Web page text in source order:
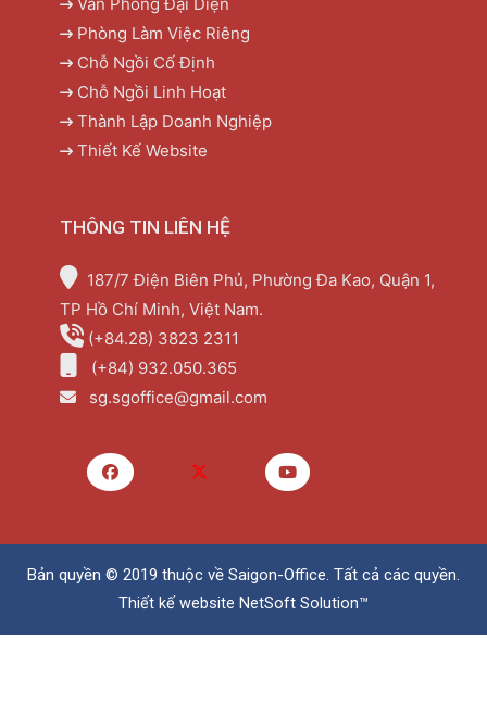
Phòng Làm Việc Riêng
Chỗ Ngồi Cố Định
Chỗ Ngồi Linh Hoạt
Thành Lập Doanh Nghiệp
Thiết Kế Website
THÔNG TIN LIÊN HỆ
187/7 Điện Biên Phủ, Phường Đa Kao, Quận 1,
TP Hồ Chí Minh, Việt Nam.
(+84.28) 3823 2311
(+84) 932.050.365
sg.sgoffice@gmail.com
Bản quyền © 2019 thuộc về Saigon-Office. Tất cả các quyền.
Thiết kế website NetSoft Solution™